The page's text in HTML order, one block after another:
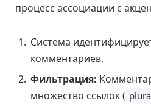
процесс ассоциации с
Система
комментариев.
Фильтрация:
множество ссылок (